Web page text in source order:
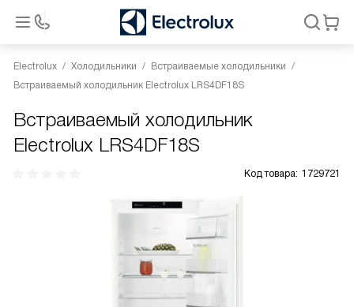
Electrolux Холодильники
Встраиваемые холодильники
Встраиваемый холодильник Electrolux LRS4DF18S
Встраиваемый холодильник
Electrolux LRS4DF18S
Код товара: 1729721